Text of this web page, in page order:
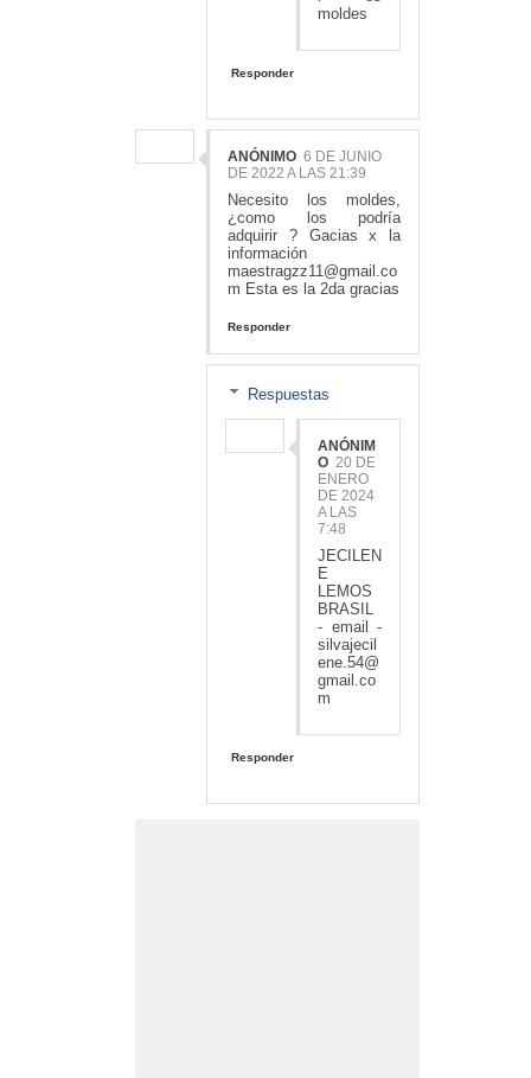
moldes
Responder
ANÓNIMO 6 DE JUNIO
DE 2022 A LAS 21:39
Necesito los moldes,
¿como los podría
adquirir ? Gacias x la
información
maestragzz11@gmail.co
m Esta es la 2da gracias
Responder
Respuestas
ANÓNIM
O 20 DE
ENERO
DE 2024
A LAS
7:48
JECILEN
E
LEMOS
BRASIL
- email -
silvajecil
ene.54@
gmail.co
m
Responder